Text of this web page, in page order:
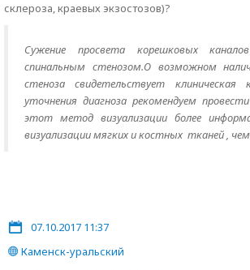
склероза, краевых экзостозов)?
Сужение просвета корешковых
спинальным стенозом.О возможном
стеноза свидетельствует
уточнения диагноза рекомендуем
этот метод визуализации более
визуализации мягких и костных тканей ,
07.10.2017 11:37
Каменск-уральский